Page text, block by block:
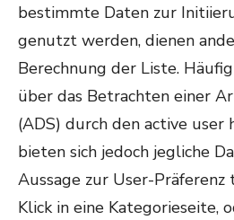
bestimmte Daten zur
genutzt werden, dienen
Berechnung der Liste.
über das Betrachten einer
(ADS) durch den active user
bieten sich jedoch jegliche
Aussage zur User-Präferenz
Klick in eine Kategorieseite,